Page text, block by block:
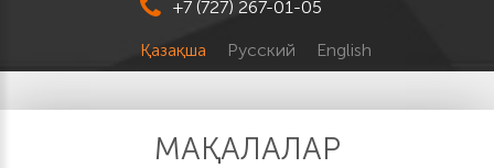
+7 (727) 267-01-05
Қазақша Русский English
МАҚАЛАЛАР